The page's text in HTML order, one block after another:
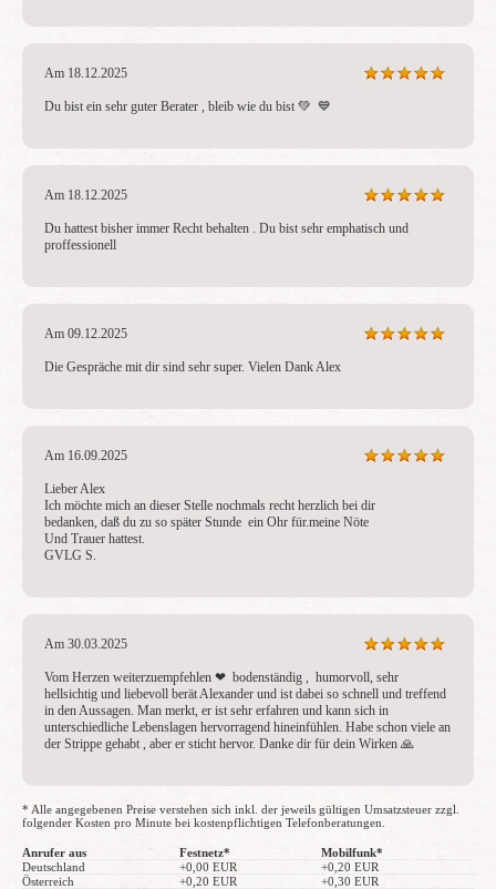
Am 18.12.2025
Du bist ein sehr guter Berater , bleib wie du bist 💚  💙
Am 18.12.2025
Du hattest bisher immer Recht behalten . Du bist sehr emphatisch und
proffessionell
Am 09.12.2025
Die Gespräche mit dir sind sehr super. Vielen Dank Alex
Am 16.09.2025
Lieber Alex
Ich möchte mich an dieser Stelle nochmals recht herzlich bei dir
bedanken, daß du zu so später Stunde  ein Ohr für.meine Nöte
Und Trauer hattest.
GVLG S.
Am 30.03.2025
Vom Herzen weiterzuempfehlen ❤ ️ bodenständig ,  humorvoll, sehr
hellsichtig und liebevoll berät Alexander und ist dabei so schnell und treffend
in den Aussagen. Man merkt, er ist sehr erfahren und kann sich in
unterschiedliche Lebenslagen hervorragend hineinfühlen. Habe schon viele an
der Strippe gehabt , aber er sticht hervor. Danke dir für dein Wirken 🙏
* Alle angegebenen Preise verstehen sich inkl. der jeweils gültigen Umsatzsteuer zzgl.
folgender Kosten pro Minute bei kostenpflichtigen Telefonberatungen.
Anrufer aus Festnetz*
Mobilfunk*
Deutschland
+0,00 EUR
+0,20 EUR
Österreich
+0,20 EUR +0,30 EUR